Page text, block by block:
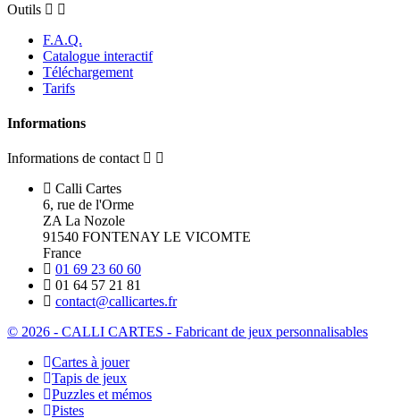
Outils
F.A.Q.
Catalogue interactif
Téléchargement
Tarifs
Informations
Informations de contact
Calli Cartes
6, rue de l'Orme
ZA La Nozole
91540 FONTENAY LE VICOMTE
France
01 69 23 60 60
01 64 57 21 81
contact@callicartes.fr
© 2026 - CALLI CARTES - Fabricant de jeux personnalisables
Cartes à jouer
Tapis de jeux
Puzzles et mémos
Pistes